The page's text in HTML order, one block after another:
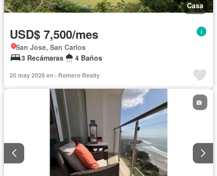
Casa
USD$ 7,500/mes
San Jose, San Carlos
3 Recámaras
4 Baños
20 may 2026 en - Romero Realty